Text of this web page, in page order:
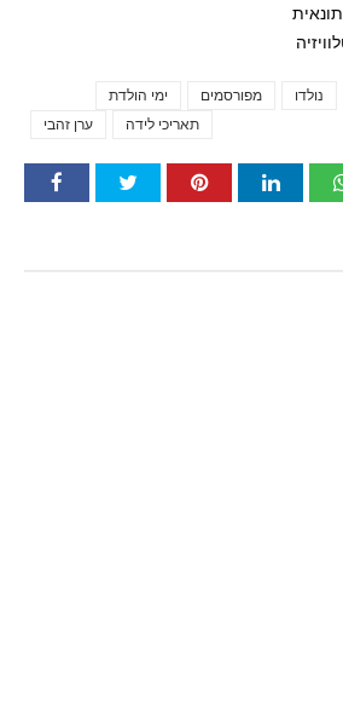
ימי הולדת מפורסמים נולדו
ערן זהבי
תאריכי לידה